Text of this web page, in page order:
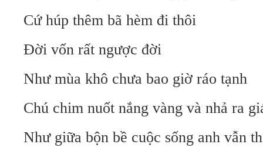
Cứ húp thêm bã hèm đi thôi
Đời vốn rất ngược đời
Như mùa khô chưa bao giờ ráo tạnh
Chú chim nuốt nắng vàng và nhả ra
Như giữa bộn bề cuộc sống anh vẫn